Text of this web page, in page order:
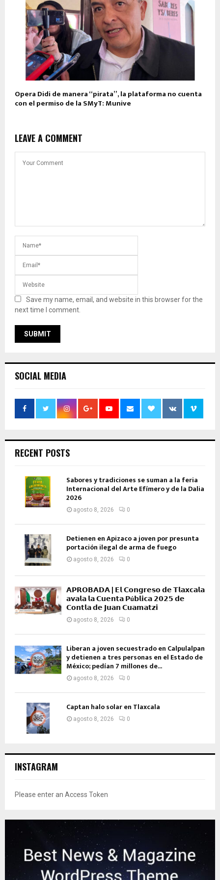
Opera Didi de manera “pirata”, la plataforma no cuenta
con el permiso de la SMyT: Munive
LEAVE A COMMENT
Save my name, email, and website in this browser for the
next time I comment.
SOCIAL MEDIA
RECENT POSTS
Sabores y tradiciones se suman a la feria
Internacional del Arte Efímero y de la Dalia
2026
agosto 8, 2026 0
Detienen en Apizaco a joven por presunta
portación ilegal de arma de fuego
agosto 8, 2026 0
𝗔𝗣𝗥𝗢𝗕𝗔𝗗𝗔 | 𝗘𝗹 𝗖𝗼𝗻𝗴𝗿𝗲𝘀𝗼 𝗱𝗲 𝗧𝗹𝗮𝘅𝗰𝗮𝗹𝗮
𝗮𝘃𝗮𝗹𝗮 𝗹𝗮 𝗖𝘂𝗲𝗻𝘁𝗮 𝗣ú𝗯𝗹𝗶𝗰𝗮 𝟮𝟬𝟮𝟱 𝗱𝗲
𝗖𝗼𝗻𝘁𝗹𝗮 𝗱𝗲 𝗝𝘂𝗮𝗻 𝗖𝘂𝗮𝗺𝗮𝘁𝘇𝗶
agosto 8, 2026 0
Liberan a joven secuestrado en Calpulalpan
y detienen a tres personas en el Estado de
México; pedían 7 millones de...
agosto 8, 2026 0
Captan halo solar en Tlaxcala
agosto 8, 2026 0
INSTAGRAM
Please enter an Access Token